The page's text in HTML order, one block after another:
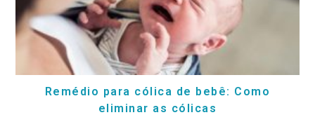
Remédio para cólica de bebê: Como
eliminar as cólicas